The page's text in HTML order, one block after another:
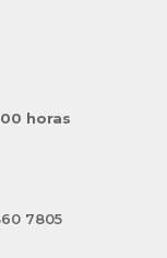
horas
7805